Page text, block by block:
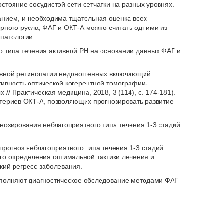
сосудистой сети сетчатки на разных уровнях.
и необходима тщательная оценка всех
русла, ФАГ и ОКТ-А можно считать одними из
типа течения активной РН на основании данных ФАГ и
ретинопатии недоношенных включающий
оптической когерентной томографии-
Практическая медицина, 2018, 3 (114), с. 174-181).
ОКТ-А, позволяющих прогнозировать развитие
неблагоприятного типа течения 1-3 стадий
неблагоприятного типа течения 1-3 стадий
определения оптимальной тактики лечения и
регресс заболевания.
диагностическое обследование методами ФАГ